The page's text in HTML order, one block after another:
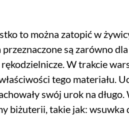
to można zatopić w
są zarówno
W trakcie
tego materiału.
swój urok na
biżuterii, takie jak: wsuwka